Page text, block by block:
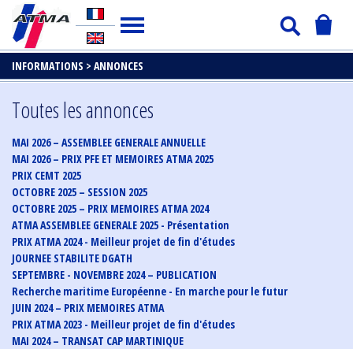
INFORMATIONS > ANNONCES
Toutes les annonces
MAI 2026 – ASSEMBLEE GENERALE ANNUELLE
MAI 2026 – PRIX PFE ET MEMOIRES ATMA 2025
PRIX CEMT 2025
OCTOBRE 2025 – SESSION 2025
OCTOBRE 2025 – PRIX MEMOIRES ATMA 2024
ATMA ASSEMBLEE GENERALE 2025 - Présentation
PRIX ATMA 2024 - Meilleur projet de fin d'études
JOURNEE STABILITE DGATH
SEPTEMBRE - NOVEMBRE 2024 – PUBLICATION
Recherche maritime Européenne - En marche pour le futur
JUIN 2024 – PRIX MEMOIRES ATMA
PRIX ATMA 2023 - Meilleur projet de fin d'études
MAI 2024 – TRANSAT CAP MARTINIQUE